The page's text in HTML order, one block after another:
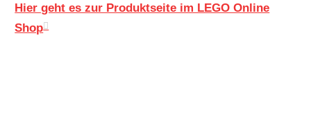
Hier geht es zur Produktseite im LEGO Online
Shop